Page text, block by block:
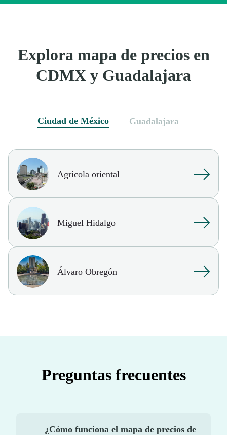
Explora mapa de precios en
CDMX y Guadalajara
Ciudad de México Guadalajara
Agrícola oriental
Miguel Hidalgo
Álvaro Obregón
Preguntas frecuentes
¿Cómo funciona el mapa de precios de